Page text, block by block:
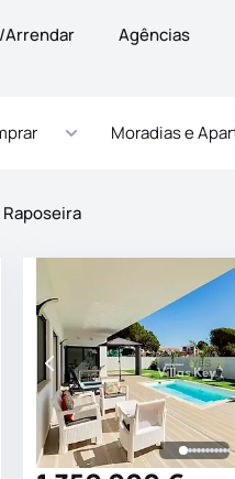
Agências
Moradias e
as fotografias